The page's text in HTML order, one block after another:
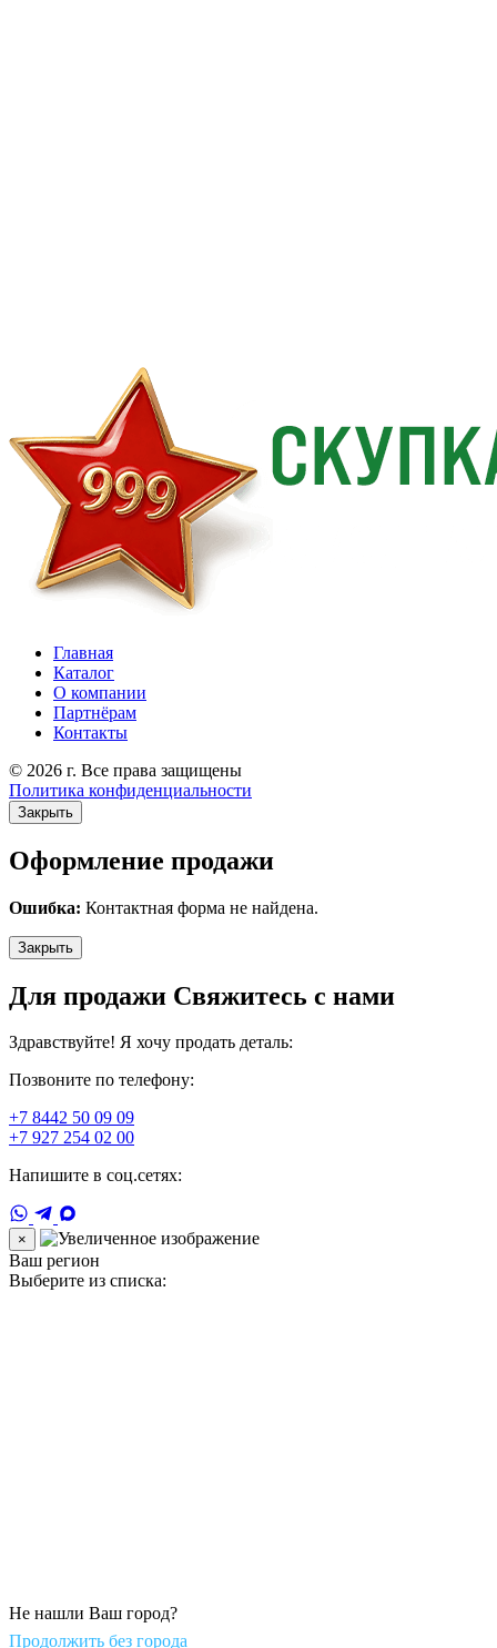
Главная
Каталог
О компании
Партнёрам
Контакты
© 2026 г. Все права защищены
Политика конфиденциальности
Закрыть
Оформление продажи
Ошибка: Контактная форма не найдена.
Закрыть
Для продажи Свяжитесь с нами
Здравствуйте! Я хочу продать деталь:
Позвоните по телефону:
+7 8442 50 09 09
+7 927 254 02 00
Напишите в соц.сетях:
×
Ваш регион
Выберите из списка:
Не нашли Ваш город?
Продолжить без города